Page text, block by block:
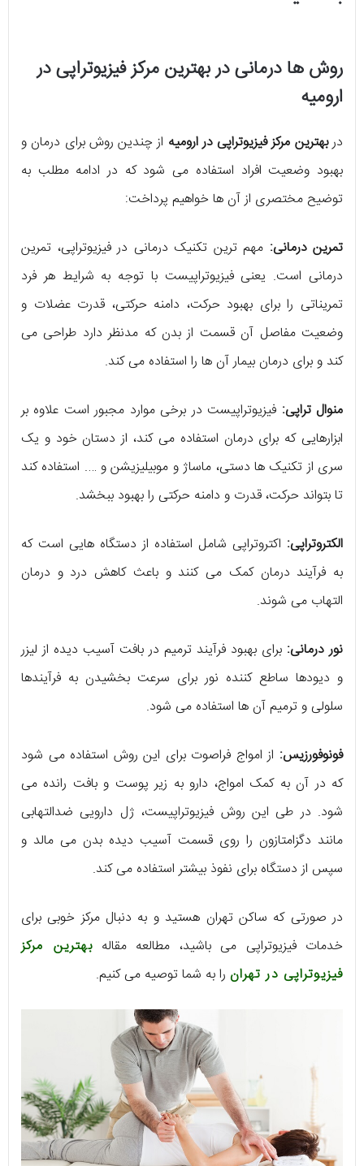
روش ها درمانی در بهترین مرکز فیزیوتراپی در
ارومیه
دربهترین مرکز فیزیوتراپی در ارومیه از چندین روش برای درمان و
بهبود وضعیت افراد استفاده می شود که در ادامه مطلب به
توضیح مختصری از آن ها خواهیم پرداخت:
تمرین درمانی: مهم ترین تکنیک درمانی در فیزیوتراپی، تمرین
درمانی است. یعنی فیزیوتراپیست با توجه به شرایط هر فرد
تمریناتی را برای بهبود حرکت، دامنه حرکتی، قدرت عضلات و
وضعیت مفاصل آن قسمت از بدن که مدنظر دارد طراحی می
کند و برای درمان بیمار آن ها را استفاده می کند.
منوال تراپی: فیزیوتراپیست در برخی موارد مجبور است علاوه بر
ابزارهایی که برای درمان استفاده می کند، از دستان خود و یک
سری از تکنیک ها دستی، ماساژ و موبیلیزیشن و …. استفاده کند
تا بتواند حرکت، قدرت و دامنه حرکتی را بهبود ببخشد.
الکتروتراپی: اکتروتراپی شامل استفاده از دستگاه هایی است که
به فرآیند درمان کمک می کنند و باعث کاهش درد و درمان
التهاب می شوند.
نور درمانی: برای بهبود فرآیند ترمیم در بافت آسیب دیده از لیزر
و دیودها ساطع کننده نور برای سرعت بخشیدن به فرآیندها
سلولی و ترمیم آن ها استفاده می شود.
فونوفورزیس: از امواج فراصوت برای این روش استفاده می شود
که در آن به کمک امواج، دارو به زیر پوست و بافت رانده می
شود. در طی این روش فیزیوتراپیست، ژل دارویی ضدالتهابی
مانند دگزامتازون را روی قسمت آسیب دیده بدن می مالد و
سپس از دستگاه برای نفوذ بیشتر استفاده می کند.
در صورتی که ساکن تهران هستید و به دنبال مرکز خوبی برای
خدمات فیزیوتراپی می باشید، مطالعه مقالهبهترین مرکز
فیزیوتراپی در تهران را به شما توصیه می کنیم.